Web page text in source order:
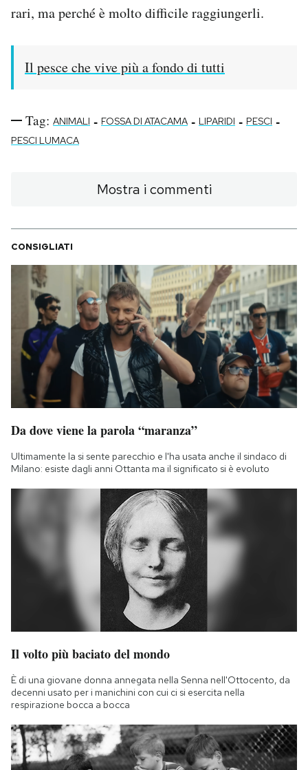
rari, ma perché è molto difficile raggiungerli.
Il pesce che vive più a fondo di tutti
Tag: ANIMALI - FOSSA DI ATACAMA - LIPARIDI - PESCI -
PESCI LUMACA
Mostra i commenti
CONSIGLIATI
Da dove viene la parola “maranza”
Ultimamente la si sente parecchio e l'ha usata anche il sindaco di
Milano: esiste dagli anni Ottanta ma il significato si è evoluto
Il volto più baciato del mondo
È di una giovane donna annegata nella Senna nell'Ottocento, da
decenni usato per i manichini con cui ci si esercita nella
respirazione bocca a bocca